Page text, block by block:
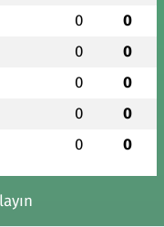
0 0
0 0
0 0
0 0
0 0